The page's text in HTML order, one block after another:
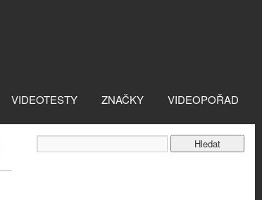
VIDEOTESTY ZNAČKY VIDEOPOŘAD